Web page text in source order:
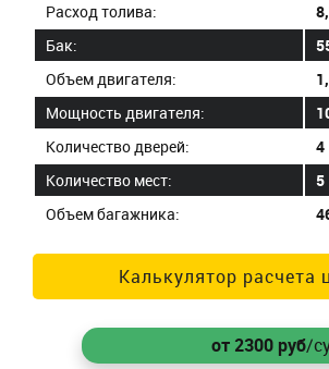
Расход толива:
Бак:
Объем двигателя:
Мощность двигателя:
Количество дверей:
4
Количество мест:
5
Объем багажника:
Калькулятор расчета
от 2300руб/